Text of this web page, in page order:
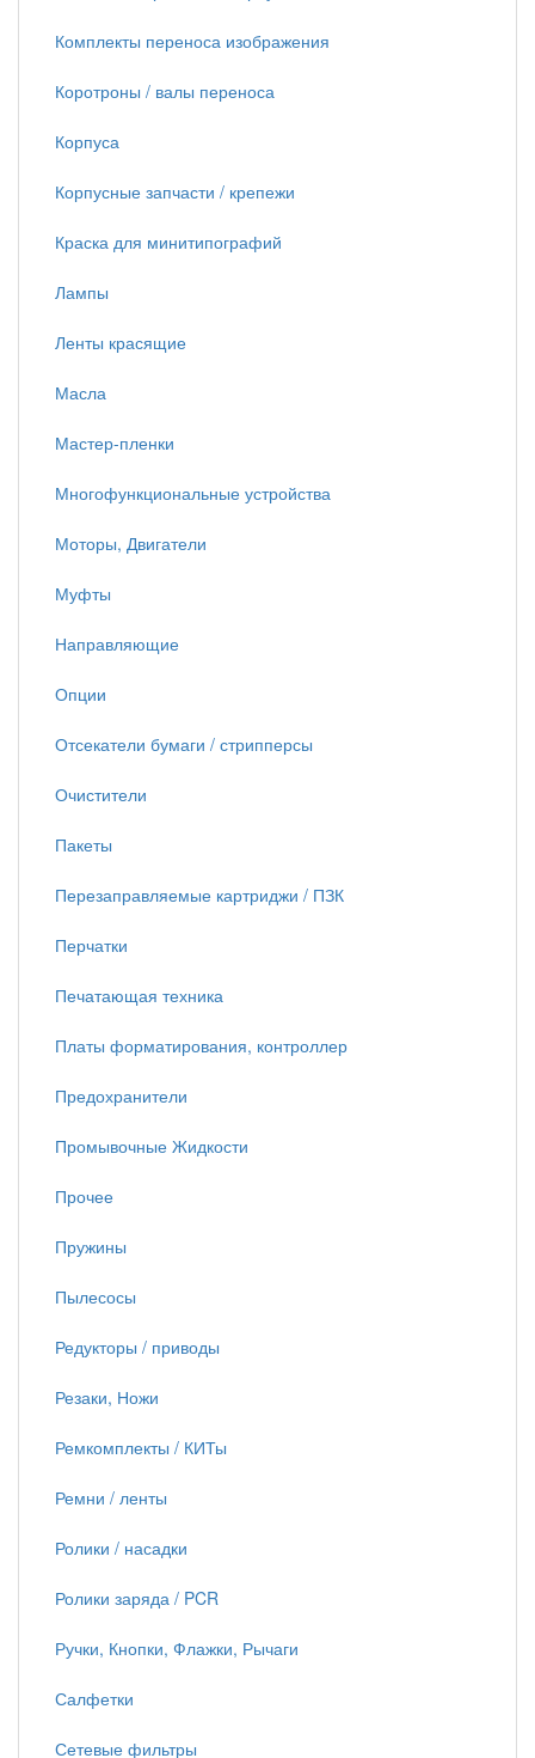
Комплекты переноса изображения
Коротроны / валы переноса
Корпуса
Корпусные запчасти / крепежи
Краска для минитипографий
Лампы
Ленты красящие
Масла
Мастер-пленки
Многофункциональные устройства
Моторы, Двигатели
Муфты
Направляющие
Опции
Отсекатели бумаги / стрипперсы
Очистители
Пакеты
Перезаправляемые картриджи / ПЗК
Перчатки
Печатающая техника
Платы форматирования, контроллер
Предохранители
Промывочные Жидкости
Прочее
Пружины
Пылесосы
Редукторы / приводы
Резаки, Ножи
Ремкомплекты / КИТы
Ремни / ленты
Ролики / насадки
Ролики заряда / PCR
Ручки, Кнопки, Флажки, Рычаги
Салфетки
Сетевые фильтры